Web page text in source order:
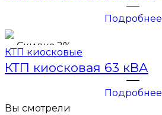
Подробнее
Скидка 2%
КТП киосковые
КТП киосковая 63 кВА
Подробнее
Вы смотрели